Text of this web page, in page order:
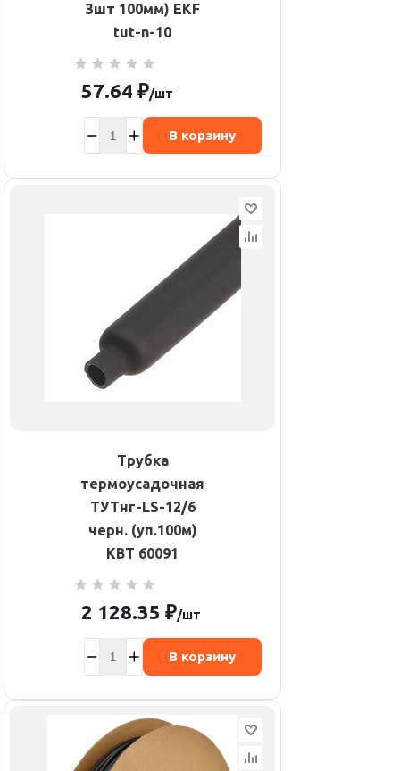
3шт 100мм) EKF
tut-n-10
57.64 ₽/шт
В корзину
Трубка
термоусадочная
ТУТнг-LS-12/6
черн. (уп.100м)
КВТ 60091
2 128.35 ₽/шт
В корзину